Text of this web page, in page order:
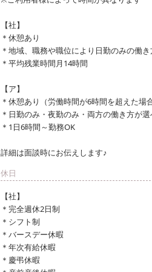
【社】
＊休憩あり
＊地域、職務や職位により日勤のみの働き
＊平均残業時間月14時間
【ア】
＊休憩あり（労働時間が6時間を超えた場合
＊日勤のみ・夜勤のみ・両方の働き方が選
＊1日6時間～勤務OK
詳細は面談時にお伝えします♪
休日
【社】
＊完全週休2日制
＊シフト制
＊バースデー休暇
＊年次有給休暇
＊慶弔休暇